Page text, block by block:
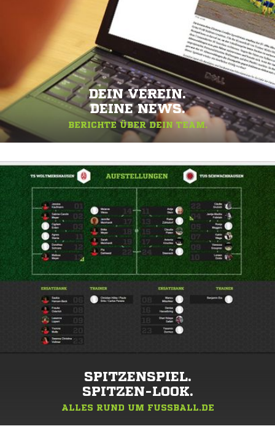
DEIN VEREIN.
DEINE NEWS.
BERICHTE ÜBER DEIN TEAM.
SPITZENSPIEL.
SPITZEN-LOOK.
ALLES RUND UM FUSSBALL.DE